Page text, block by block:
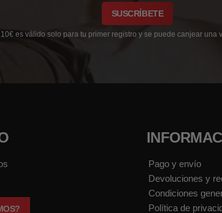
SUSCRÍBETE
es válido solo para tu primer registro y se puede canjear
Pago y envío
Devoluciones y
Condiciones
Política de